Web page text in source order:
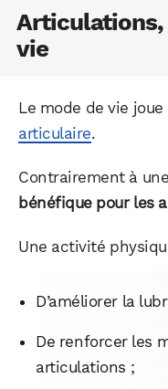
Articulations,
vie
Le mode de vie
articulaire.
Contrairement à
bénéfique pour les
Une activité
D’améliorer la
De renforcer les
articulations ;